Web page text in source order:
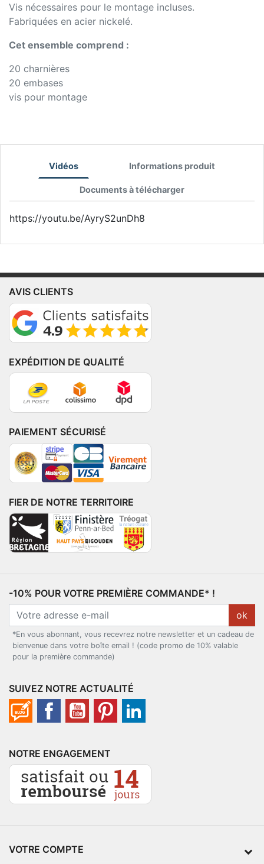
Vis nécessaires pour le montage incluses.
Fabriquées en acier nickelé.
Cet ensemble comprend :
20 charnières
20 embases
vis pour montage
Vidéos Informations produit
Documents à télécharger
https://youtu.be/AyryS2unDh8
AVIS CLIENTS
EXPÉDITION DE QUALITÉ
PAIEMENT SÉCURISÉ
FIER DE NOTRE TERRITOIRE
-10% POUR VOTRE PREMIÈRE COMMANDE* !
ok
*En vous abonnant, vous recevrez notre newsletter et un cadeau de
bienvenue dans votre boîte email ! (code promo de 10% valable
pour la première commande)
SUIVEZ NOTRE ACTUALITÉ
NOTRE ENGAGEMENT
VOTRE COMPTE